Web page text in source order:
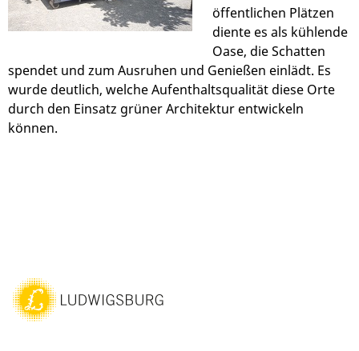
öffentlichen Plätzen
diente es als kühlende
Oase, die Schatten
spendet und zum Ausruhen und Genießen einlädt. Es
wurde deutlich, welche Aufenthaltsqualität diese Orte
durch den Einsatz grüner Architektur entwickeln
können.